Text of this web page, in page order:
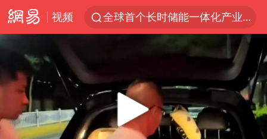
视频
全球首个长时储能一体化产业园量产
台风白海豚已进入24小时警戒线
中国女篮70-67险胜尼日利亚女篮
上海：台风白海豚或将带来龙卷风